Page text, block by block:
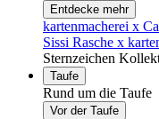
Entdecke mehr
kartenmacherei x
Sissi Rasche x
Sternzeichen
Taufe
Rund um die Taufe
Vor der Taufe